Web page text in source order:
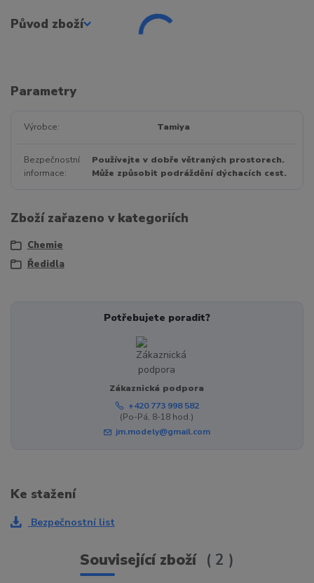
Původ zboží
Parametry
Výrobce Tamiya
Bezpečnostní
informace
Používejte v dobře větraných prostorech.
Může způsobit podráždění dýchacích cest.
Zboží zařazeno v kategoriích
Chemie
Ředidla
Potřebujete poradit?
Zákaznická podpora
+420 773 998 582
(Po-Pá, 8-18 hod.)
jm.modely@gmail.com
Ke stažení
Bezpečnostní list
Související zboží 2